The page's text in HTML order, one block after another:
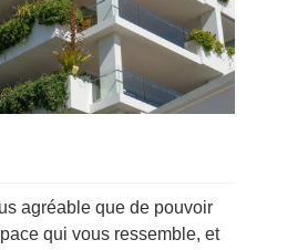
agréable que de pouvoir
qui vous ressemble, et